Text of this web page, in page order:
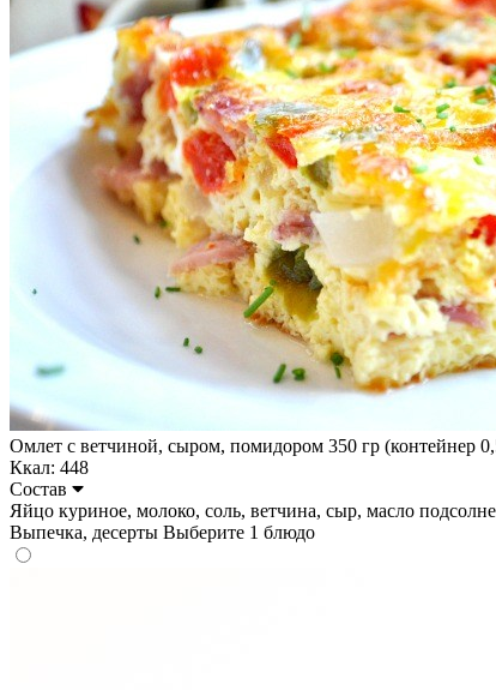
Омлет с ветчиной, сыром, помидором 350 гр (контейнер
Ккал: 448
Состав
Яйцо куриное, молоко, соль, ветчина, сыр, масло
Выпечка, десерты Выберите 1 блюдо